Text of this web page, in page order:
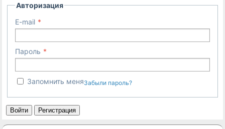
Авторизация
E-mail
Пароль
Запомнить меняЗабыли пароль?
Войти Регистрация